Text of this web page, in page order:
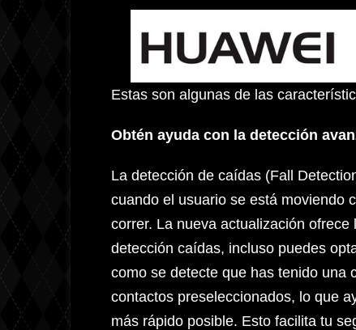
Estas son algunas de las
Obtén ayuda con la detección
La detección de caídas (Fall
cuando el usuario se está moviendo
correr. La nueva actualización
detección caídas, incluso puedes
como se detecte que has tenido una
contactos preseleccionados, lo que
más rápido posible. Esto facilita tu